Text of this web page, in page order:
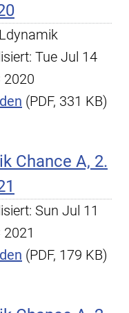
Tue Jul 14
2020
(PDF, 331 KB)
Chance A, 2.
Sun Jul 11
2021
(PDF, 179 KB)